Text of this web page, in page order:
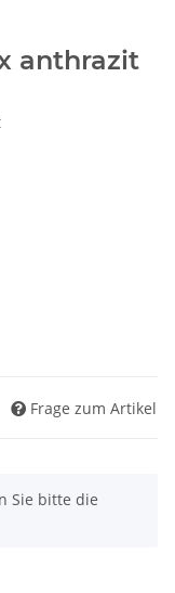
anthrazit
Frage zum Artikel
Sie bitte die